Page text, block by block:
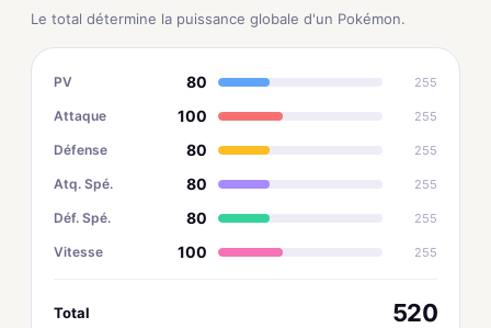
Le total détermine la puissance globale d'un Pokémon.
PV 80 255
Attaque 100 255
Défense 80 255
Atq. Spé. 80 255
Déf. Spé. 80 255
Vitesse 100 255
Total 520